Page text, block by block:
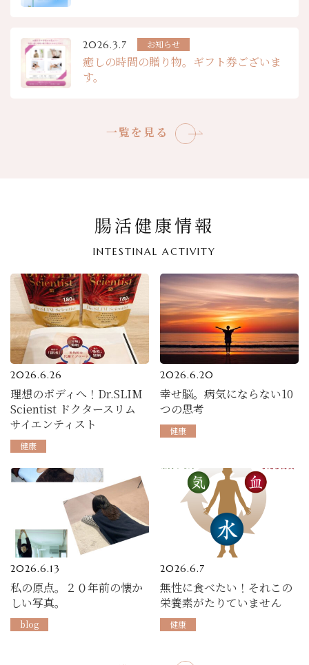
2026.3.7 お知らせ
癒しの時間の贈り物。ギフト券ございま
す。
一覧を見る
腸活健康情報
INTESTINAL ACTIVITY
2026.6.26
理想のボディへ！Dr.SLIM
Scientist ドクタースリム
サイエンティスト
健康
2026.6.20
幸せ脳。病気にならない10
つの思考
健康
2026.6.13
私の原点。２０年前の懐か
しい写真。
blog
2026.6.7
無性に食べたい！それこの
栄養素がたりていません
健康